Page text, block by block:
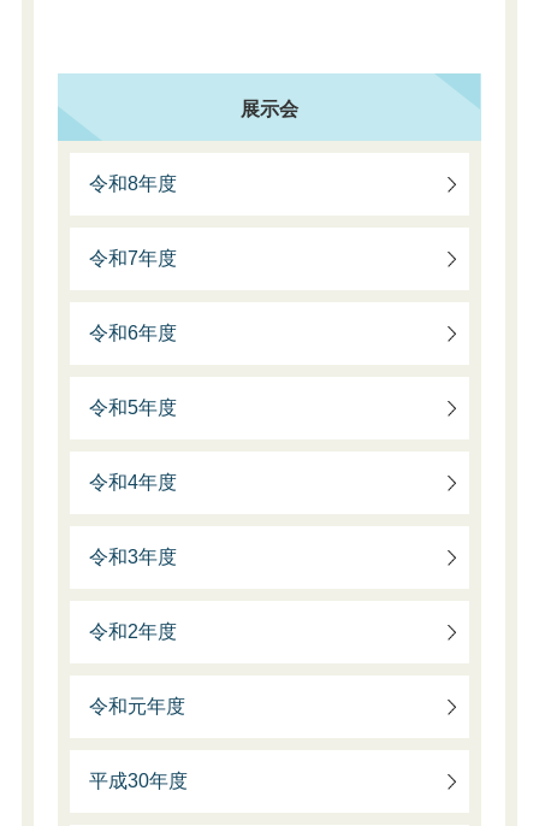
展示会
令和8年度
令和7年度
令和6年度
令和5年度
令和4年度
令和3年度
令和2年度
令和元年度
平成30年度